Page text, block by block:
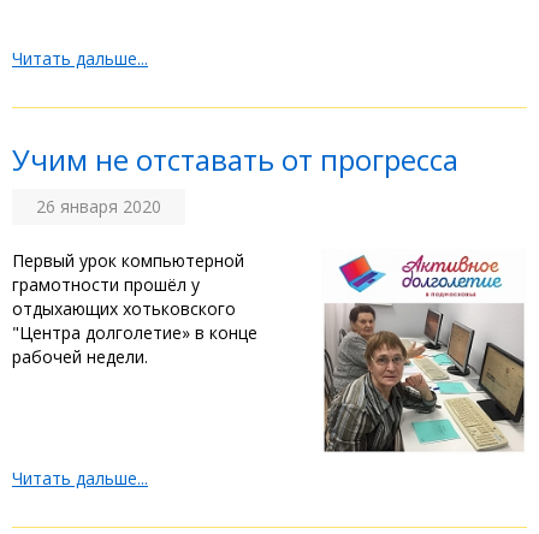
Читать дальше...
Учим не отставать от прогресса
26 января 2020
Первый урок компьютерной
грамотности прошёл у
отдыхающих хотьковского
"Центра долголетие» в конце
рабочей недели.
Читать дальше...